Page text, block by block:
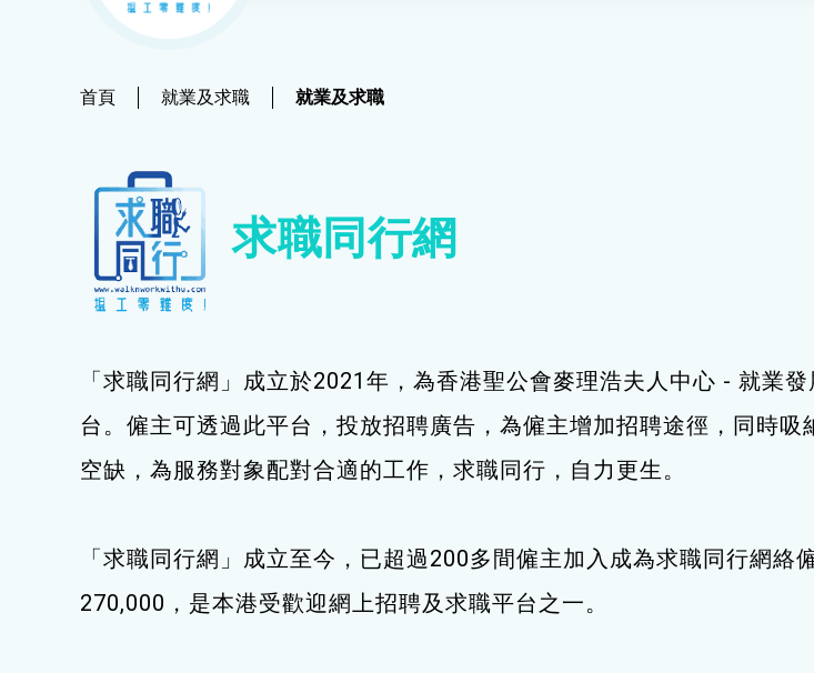
ERB服務點
ERB資訊
布藝手工
花藝手工
寵物護理及美容
寵物急救
藝術分享
首頁 就業及求職 就業及求職
求職同行網
「求職同行網」成立於2021年，為香港聖公會麥理浩夫人中心 - 就業
台。僱主可透過此平台，投放招聘廣告，為僱主增加招聘途徑，同時
空缺，為服務對象配對合適的工作，求職同行，自力更生。
「求職同行網」成立至今，已超過200多間僱主加入成為求職同行網
270,000，是本港受歡迎網上招聘及求職平台之一。